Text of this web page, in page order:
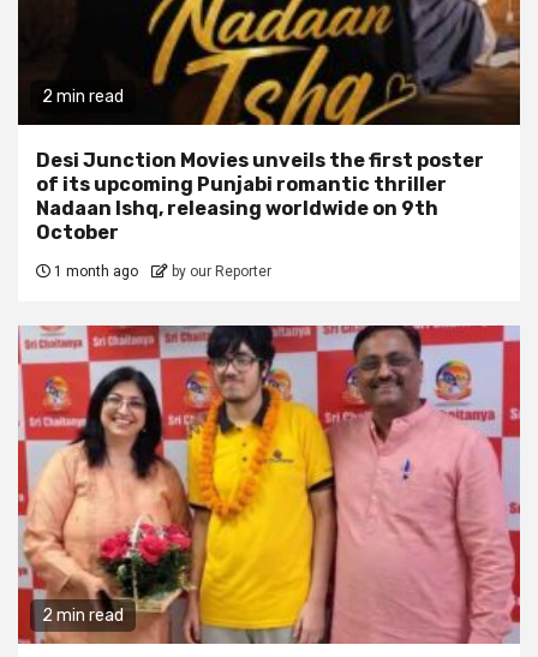
2 min read
Desi Junction Movies unveils the first poster
of its upcoming Punjabi romantic thriller
Nadaan Ishq, releasing worldwide on 9th
October
1 month ago by our Reporter
2 min read